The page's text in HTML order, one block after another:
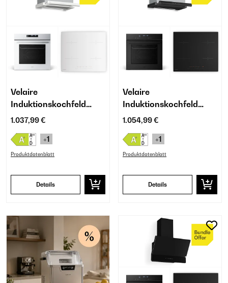
Velaire
Induktionskochfeld
Einbaubackofen
60 cm
1.037,99 €
+1
Produktdatenblatt
Details
Velaire
Induktionskochfeld
Einbaubackofen
60 cm
1.054,99 €
+1
Produktdatenblatt
Details